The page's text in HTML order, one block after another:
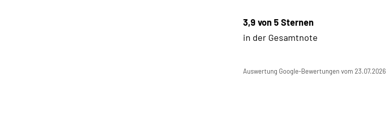
3,9 von 5 Sternen
in der Gesamtnote
Auswertung Google-Bewertungen vom 23.07.2026